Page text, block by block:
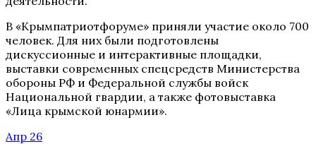
В «Крымпатриотфоруме» приняли участие около 700
человек. Для них были подготовлены
дискуссионные и интерактивные площадки,
выставки современных спецсредств Министерства
обороны РФ и Федеральной службы войск
Национальной гвардии, а также фотовыставка
«Лица крымской юнармии».
Апр 26